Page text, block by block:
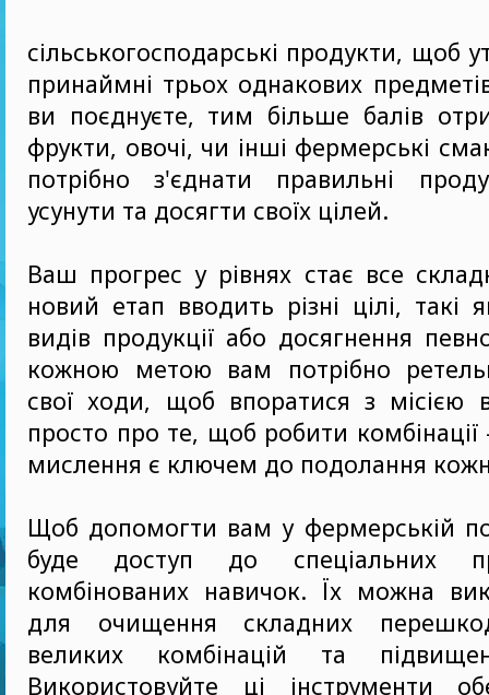
сільськогосподарські продукти, щоб
принаймні трьох однакових
ви поєднуєте, тим більше балів
фрукти, овочі, чи інші фермерські
потрібно з'єднати правильні
усунути та досягти своїх цілей.
Ваш прогрес у рівнях стає все
новий етап вводить різні цілі, такі
видів продукції або досягнення
кожною метою вам потрібно
свої ходи, щоб впоратися з місією
просто про те, щоб робити комбінації
мислення є ключем до подолання
Щоб допомогти вам у фермерській
буде доступ до спеціальних
комбінованих навичок. Їх можна
для очищення складних
великих комбінацій та
Використовуйте ці інструменти